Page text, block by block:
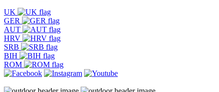
UK
GER
AUT
HRV
SRB
BIH
ROM